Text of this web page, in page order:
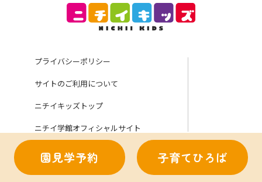
園見学予約 子育てひろば
プライバシーポリシー
サイトのご利用について
ニチイキッズトップ
ニチイ学館オフィシャルサイト
Copyright (C) Nichii Gakkan Company. All rights reserved.